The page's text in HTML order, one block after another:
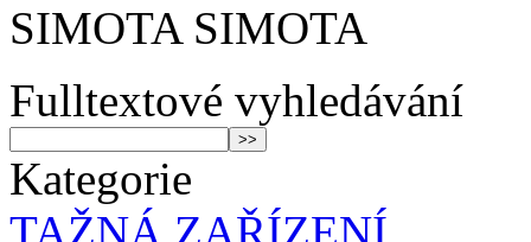
SIMOTA SIMOTA
Fulltextové vyhledávání
Kategorie
TAŽNÁ ZAŘÍZENÍ